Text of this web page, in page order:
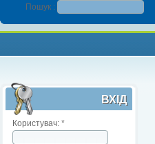
Пошук :
ВХІД
Користувач: *